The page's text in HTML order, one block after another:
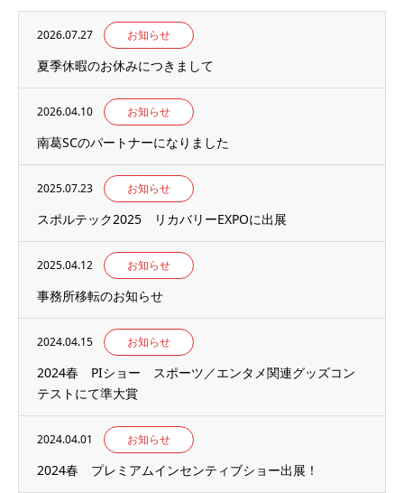
2026.07.27 お知らせ
夏季休暇のお休みにつきまして
2026.04.10 お知らせ
南葛SCのパートナーになりました
2025.07.23 お知らせ
スポルテック2025 リカバリーEXPOに出展
2025.04.12 お知らせ
事務所移転のお知らせ
2024.04.15 お知らせ
2024春 PIショー スポーツ／エンタメ関連グッズコン
テストにて準大賞
2024.04.01 お知らせ
2024春 プレミアムインセンティブショー出展！